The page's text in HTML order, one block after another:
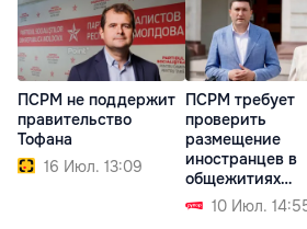
ПСРМ не поддержит
правительство
Тофана
16 Июл. 13:09
ПСРМ требует
проверить
размещение
иностранцев в
общежитиях
Аграрного
университета
10 Июл.